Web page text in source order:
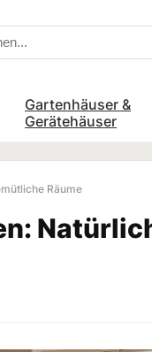
Gartenhäuser &
Gerätehäuser
Räume